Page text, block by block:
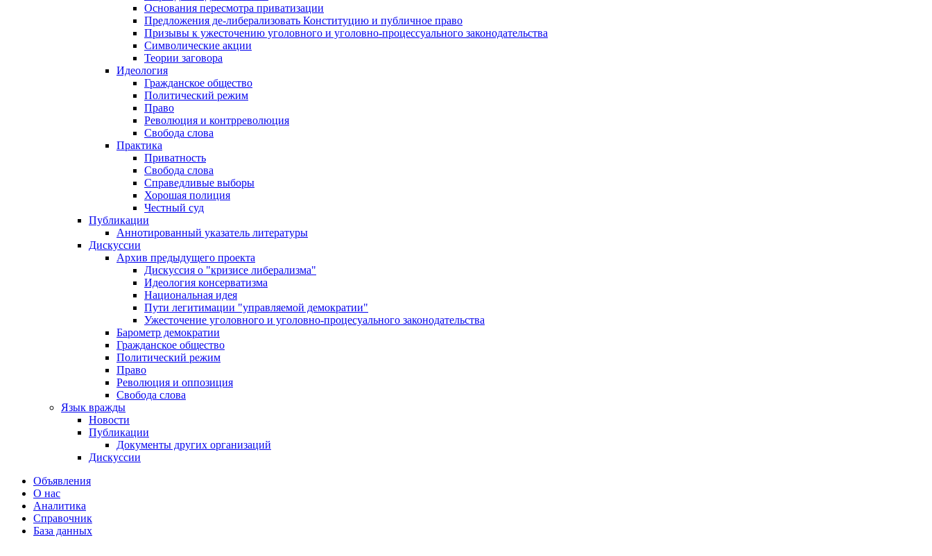
Основания пересмотра приватизации
Предложения де-либерализовать Конституцию и публичное право
Призывы к ужесточению уголовного и уголовно-процессуального законодательства
Символические акции
Теории заговора
Идеология
Гражданское общество
Политический режим
Право
Революция и контрреволюция
Свобода слова
Практика
Приватность
Свобода слова
Справедливые выборы
Хорошая полиция
Честный суд
Публикации
Аннотированный указатель литературы
Дискуссии
Архив предыдущего проекта
Дискуссия о "кризисе либерализма"
Идеология консерватизма
Национальная идея
Пути легитимации "управляемой демократии"
Ужесточение уголовного и уголовно-процесуального законодательства
Барометр демократии
Гражданское общество
Политический режим
Право
Революция и оппозиция
Свобода слова
Язык вражды
Новости
Публикации
Документы других организаций
Дискуссии
Объявления
О нас
Аналитика
Справочник
База данных